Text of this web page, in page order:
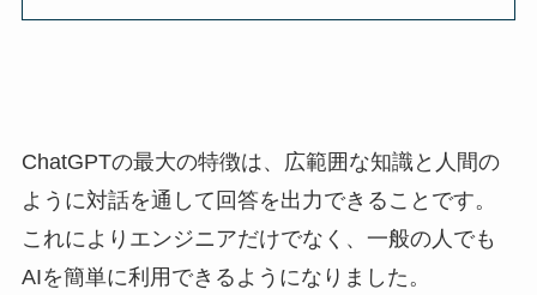
ChatGPTの最大の特徴は、広範囲な知識と人間の
ように対話を通して回答を出力できることです。
これによりエンジニアだけでなく、一般の人でも
AIを簡単に利用できるようになりました。